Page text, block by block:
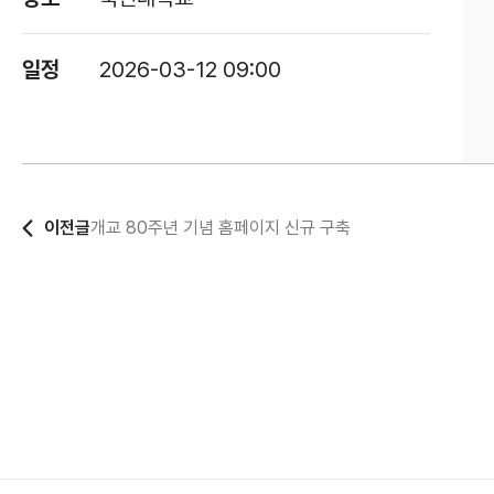
일정 2026-03-12 09:00
이전글개교 80주년 기념 홈페이지 신규 구축